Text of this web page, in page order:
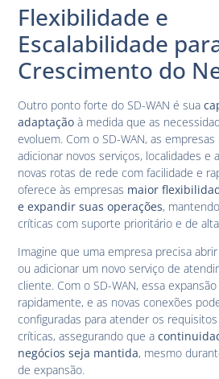
Flexibilidade e
Escalabilidade
Crescimento do
Outro ponto forte do SD-WAN é sua
adaptação à medida que as
evoluem. Com o SD-WAN, as
adicionar novos serviços, localidades e
novas rotas de rede com facilidade e
oferece às empresas maior
e expandir suas operações,
críticas com suporte prioritário e de
Imagine que uma empresa precisa
ou adicionar um novo serviço de
cliente. Com o SD-WAN, essa
rapidamente, e as novas conexões
configuradas para atender os
críticas, assegurando que a
negócios seja mantida, mesmo
de expansão.